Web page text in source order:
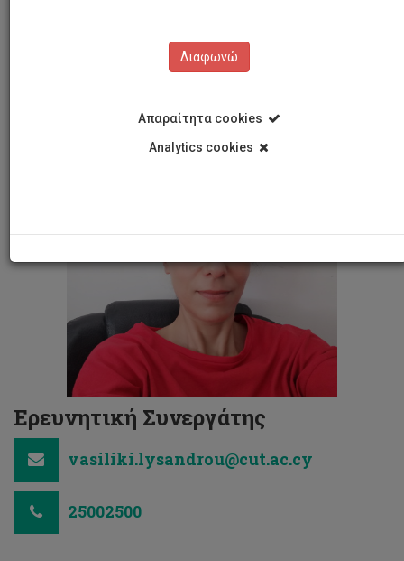
Βασιλική Λυσάνδρου
Ερευνητική Συνεργάτης
vasiliki.lysandrou@cut.ac.cy
25002500
Διαφωνώ
Απαραίτητα cookies
Analytics cookies